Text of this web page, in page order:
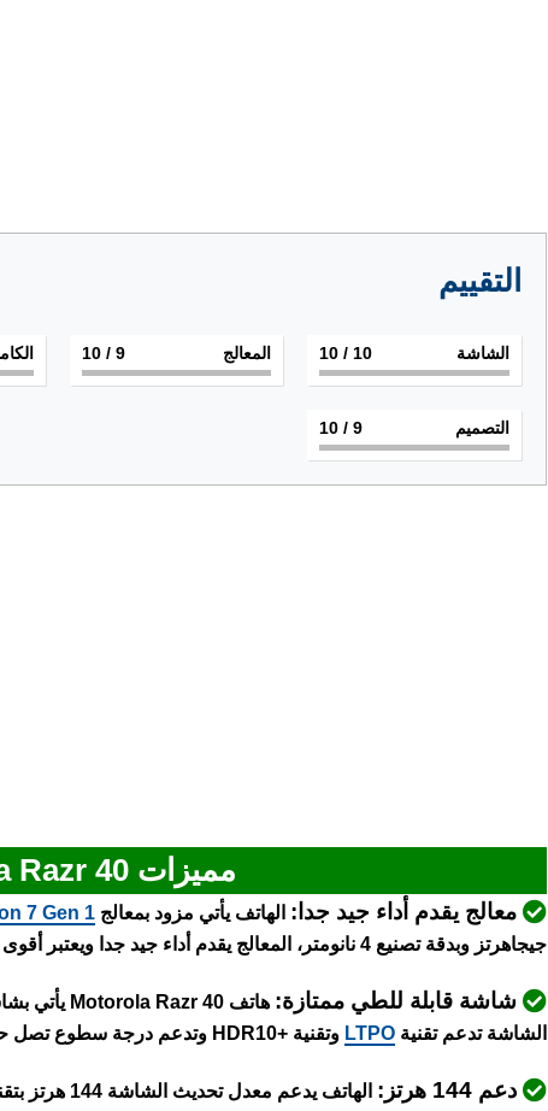
التقييم
الشاشة 10
/ 10 المعالج 9
/ 10
التصميم 9
/ 10
مميزات Motorola Razr 40
معالج يقدم أداء جيد جدا: الهاتف يأتي مزود بمعالج 7 Gen 1
جيجاهرتز وبدقة تصنيع 4 نانومتر، المعالج يقدم أداء جيد جدا ويعتبر أقوى معالج في الفئة المتوسطة لسنة 2022
شاشة قابلة للطي ممتازة: هاتف Motorola Razr 40 يأتي بشاشة قابلة للطي من نوع
الشاشة تدعم تقنية LTPO وتقنية +HDR10 وتدعم درجة سطوع تصل حتى 1400 شمعة
دعم 144 هرتز: الهاتف يدعم معدل تحديث الشاشة 144 هرتز بتقنية